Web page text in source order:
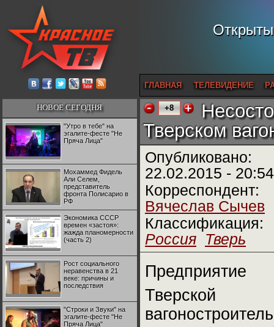
ГЛАВНАЯ ТЕЛЕВИДЕНИЕ
НОВОЕ СЕГОДНЯ
"Утро в тебе" на
эгалите-фесте "Не
Пряча Лица"
Мохаммед Фидель
Али Селем,
представитель
фронта Полисарио в
РФ
Экономика СССР
времен «застоя»:
жажда планомерности
(часть 2)
Рост социального
неравенства в 21
веке: причины и
последствия
"Строки и Звуки" на
эгалите-фесте "Не
Пряча Лица"
+8
Тверском
Опубликовано:
22.02.2015 - 20:54
Корреспондент:
Вячеслав Сычев
Классификация:
Россия Тверь
Предприятие
Тверской